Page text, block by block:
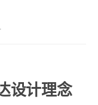
设计理念